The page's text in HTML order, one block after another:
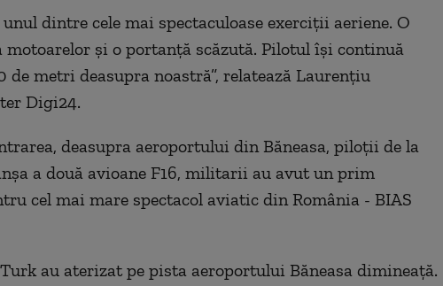
unul dintre cele mai spectaculoase exerciții aeriene. O
și o portanță scăzută. Pilotul își continuă
de metri deasupra noastră”, relatează Laurențiu
Digi24.
deasupra aeroportului din Băneasa, piloţii de la
a două avioane F16, militarii au avut un prim
cel mai mare spectacol aviatic din România - BIAS
au aterizat pe pista aeroportului Băneasa dimineaţă.